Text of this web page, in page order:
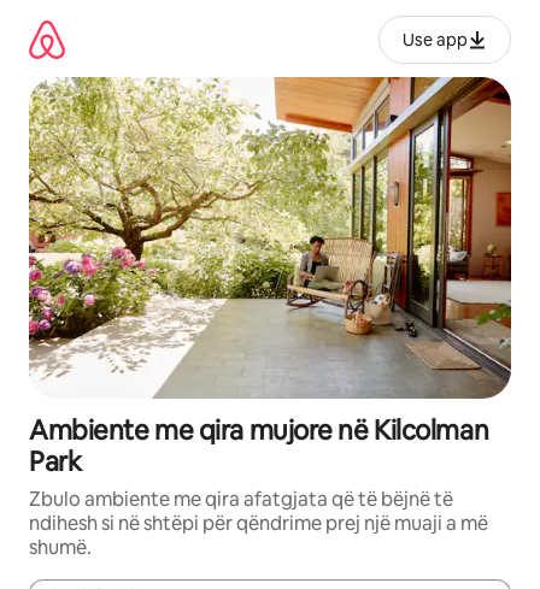
përmbajtja
Use app
Ambiente me qira mujore në Kilcolman
Park
Zbulo ambiente me qira afatgjata që të bëjnë të
ndihesh si në shtëpi për qëndrime prej një muaji a më
shumë.